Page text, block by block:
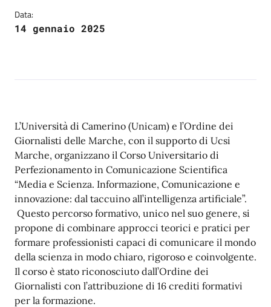
Data:
14 gennaio 2025
L’Università di Camerino (Unicam) e l’Ordine dei
Giornalisti delle Marche, con il supporto di Ucsi
Marche, organizzano il Corso Universitario di
Perfezionamento in Comunicazione Scientifica
“Media e Scienza. Informazione, Comunicazione e
innovazione: dal taccuino all’intelligenza artificiale”.
Questo percorso formativo, unico nel suo genere, si
propone di combinare approcci teorici e pratici per
formare professionisti capaci di comunicare il mondo
della scienza in modo chiaro, rigoroso e coinvolgente.
Il corso è stato riconosciuto dall’Ordine dei
Giornalisti con l’attribuzione di 16 crediti formativi
per la formazione.